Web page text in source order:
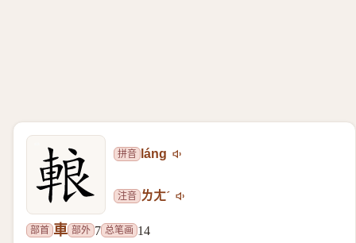
拼音 láng
注音 ㄌㄤˊ
部首 車 部外 7 总笔画 14